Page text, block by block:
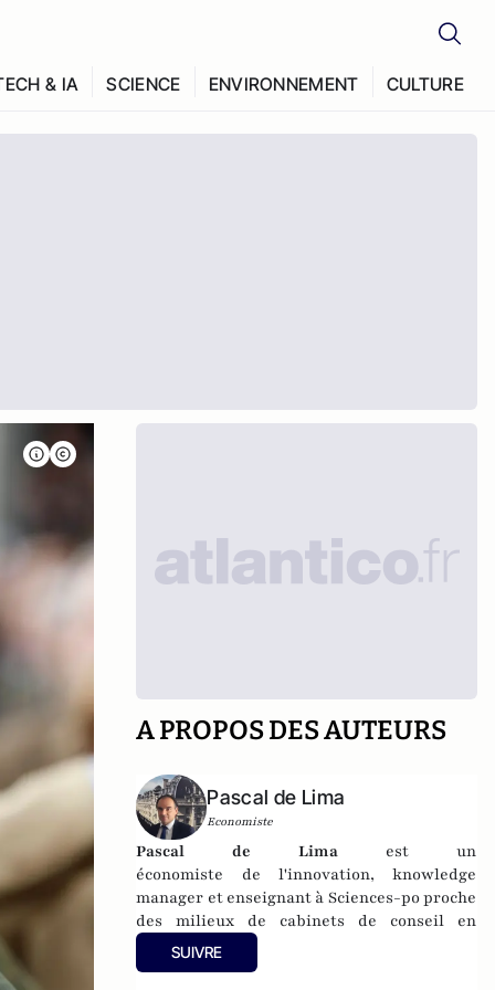
& IA SCIENCE ENVIRONNEMENT CULTURE
A PROPOS DES AUTEURS
Pascal de Lima
Economiste
Pascal de Lima est un
économiste de l'innovation, knowledge
manager et enseignant à Sciences-po proche
des milieux de cabinets de conseil en
management. Essayiste et conférencier
français (conférences données à Rio, Los
SUIVRE